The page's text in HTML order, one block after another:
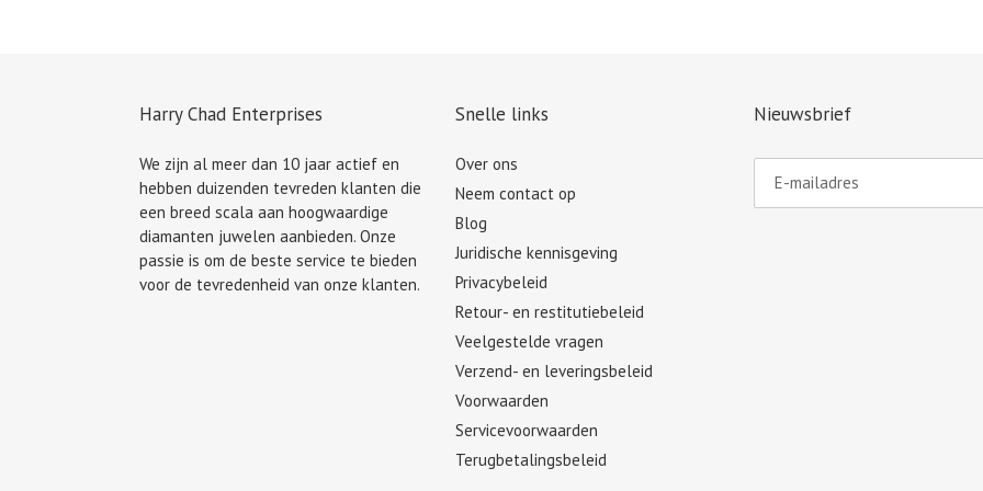
Harry Chad Enterprises
We zijn al meer dan 10 jaar actief en
hebben duizenden tevreden klanten die
een breed scala aan hoogwaardige
diamanten juwelen aanbieden. Onze
passie is om de beste service te bieden
voor de tevredenheid van onze klanten.
Snelle links
Over ons
Neem contact op
Blog
Juridische kennisgeving
Privacybeleid
Retour- en restitutiebeleid
Veelgestelde vragen
Verzend- en leveringsbeleid
Voorwaarden
Servicevoorwaarden
Terugbetalingsbeleid
Nieuwsbrief